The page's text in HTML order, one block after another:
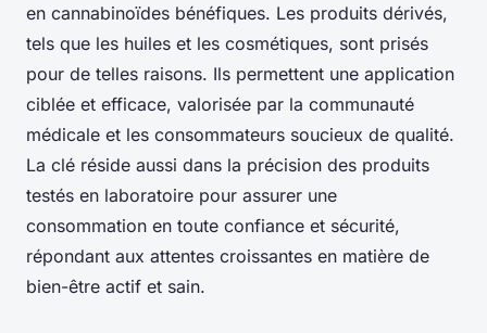
en cannabinoïdes bénéfiques. Les produits dérivés,
tels que les huiles et les cosmétiques, sont prisés
pour de telles raisons. Ils permettent une application
ciblée et efficace, valorisée par la communauté
médicale et les consommateurs soucieux de qualité.
La clé réside aussi dans la précision des produits
testés en laboratoire pour assurer une
consommation en toute confiance et sécurité,
répondant aux attentes croissantes en matière de
bien-être actif et sain.